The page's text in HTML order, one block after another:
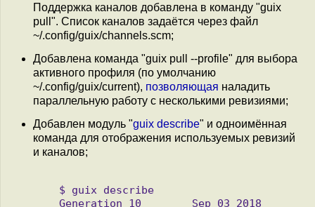
Поддержка каналов добавлена в команду "guix
pull". Список каналов задаётся через файл
~/.config/guix/channels.scm;
Добавлена команда "guix pull --profile" для выбора
активного профиля (по умолчанию
~/.config/guix/current), позволяющая наладить
параллельную работу с несколькими ревизиями;
Добавлен модуль "guix describe" и одноимённая
команда для отображения используемых ревизий
и каналов;